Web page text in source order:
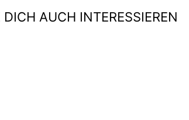
AUCH INTERESSIEREN